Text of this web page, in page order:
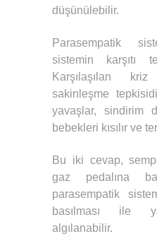
düşünülebilir.
Parasempatik
sistemin karşıtı
Karşılaşılan
sakinleşme
yavaşlar, sindirim
bebekleri kısılır ve
Bu iki cevap,
gaz pedalına
parasempatik
basılması ile
algılanabilir.